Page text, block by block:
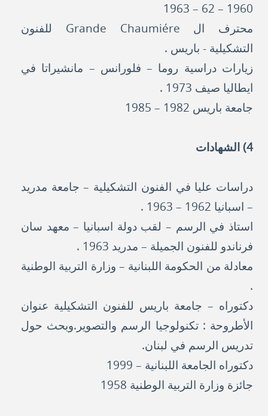
1960 – 62 – 1963
محترف ال Grande Chaumiére للفنون
التشكيلية - باريس .
زيارات دراسية روما – فلورانس – مانشيراتا في
ايطاليا صيف 1973 .
جامعة باريس 1982 – 1985
4) الشهادات
دراسات عليا في الفنون التشكيلية – جامعة مدريد
– اسبانيا 1962 – 1963 .
استاذ في الرسم – لقب دولة اسبانيا – معهد سان
فرناندو للفنون الجميلة – مدريد 1963 .
معادلة من الحكومة اللبنانية – وزارة التربية الوطنية
.
دكتوراه – جامعة باريس للفنون التشكيلية عنوان
الأطروحة : تكنولوجيا الرسم والتصوير.وبحث حول
تدريس الرسم في لبنان.
دكتوراه الجامعة اللبنانية – 1999
جائزة وزارة التربية الوطنية 1958